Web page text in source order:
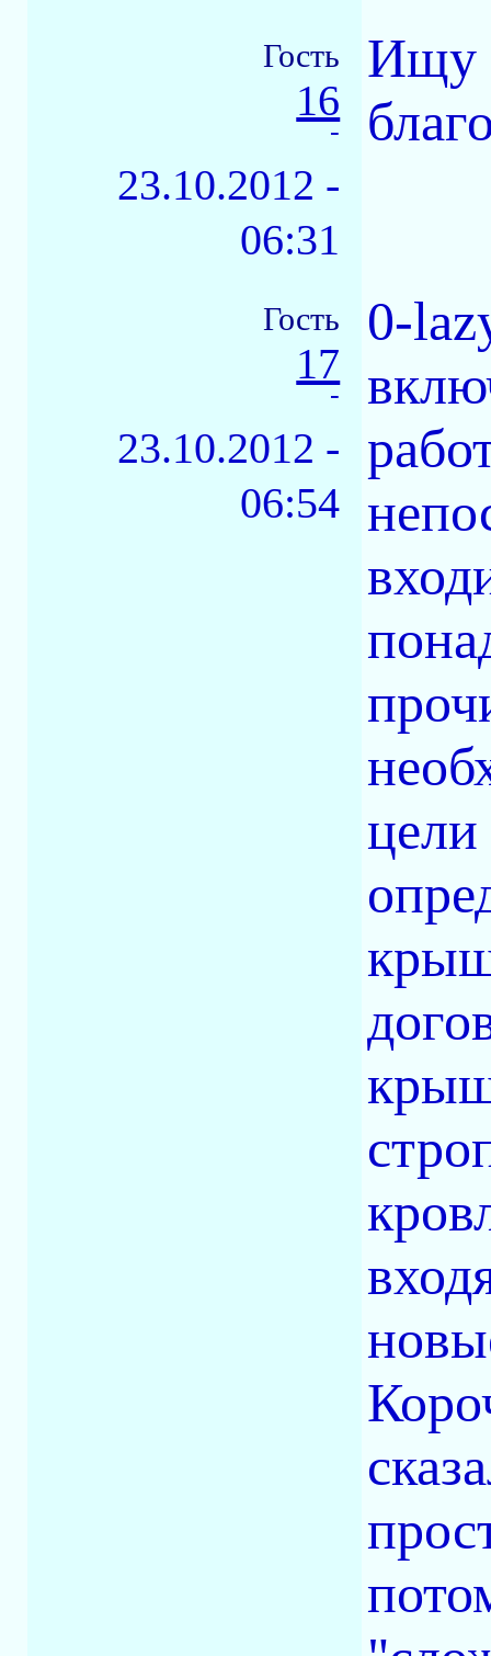
Гость
16
-
23.10.2012 -
06:31
Ищу
Гость
17
-
23.10.2012 -
06:54
0-